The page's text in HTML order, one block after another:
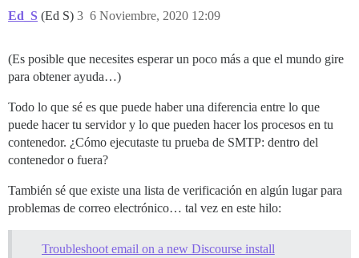
Ed_S (Ed S) 6 Noviembre, 2020 12:09
3
(Es posible que necesites esperar un poco más a que el mundo gire
para obtener ayuda…)
Todo lo que sé es que puede haber una diferencia entre lo que
puede hacer tu servidor y lo que pueden hacer los procesos en tu
contenedor. ¿Cómo ejecutaste tu prueba de SMTP: dentro del
contenedor o fuera?
También sé que existe una lista de verificación en algún lugar para
problemas de correo electrónico… tal vez en este hilo:
Troubleshoot email on a new Discourse install